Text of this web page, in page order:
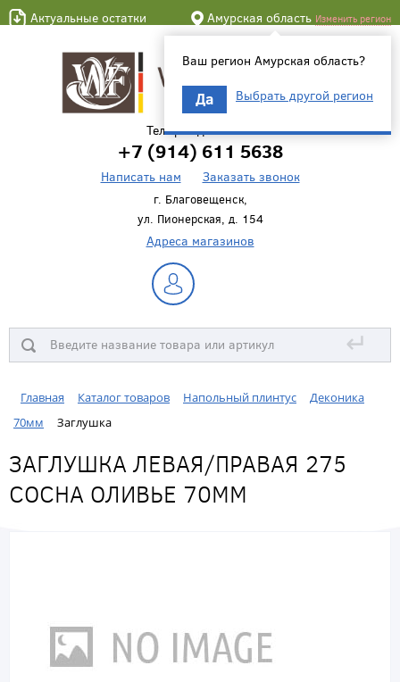
Актуальные остатки Амурская область Изменить регион
Ваш регион Амурская область?
Да Выбрать другой регион
Телефон для связи
+7 (914) 611 5638
Написать нам Заказать звонок
г. Благовещенск,
ул. Пионерская, д. 154
Адреса магазинов
↵
Главная Каталог товаров Напольный плинтус
Деконика
70мм
Заглушка
ЗАГЛУШКА ЛЕВАЯ/ПРАВАЯ 275
СОСНА ОЛИВЬЕ 70ММ